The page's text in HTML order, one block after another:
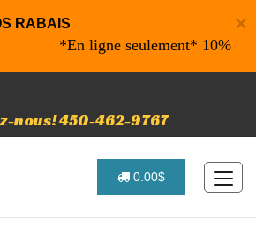
×
RABAIS
*En ligne seulement* 10% de
nous! 450-462-9767
0.00$